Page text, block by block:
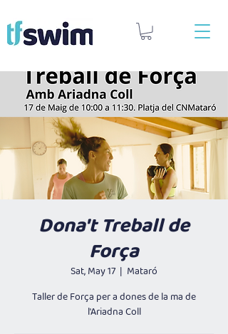
Dona't Treball de
Força
Sat, May 17
  |
Mataró
Taller de Força per a dones de la ma de
l'Ariadna Coll